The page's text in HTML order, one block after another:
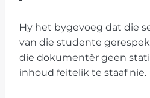
Hy het bygevoeg dat die
van die studente
die dokumentêr geen
inhoud feitelik te staaf nie.